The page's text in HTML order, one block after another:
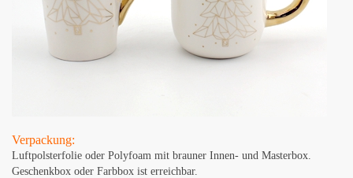
Verpackung:
Luftpolsterfolie oder Polyfoam mit brauner Innen- und Masterbox.
Geschenkbox oder Farbbox ist erreichbar.